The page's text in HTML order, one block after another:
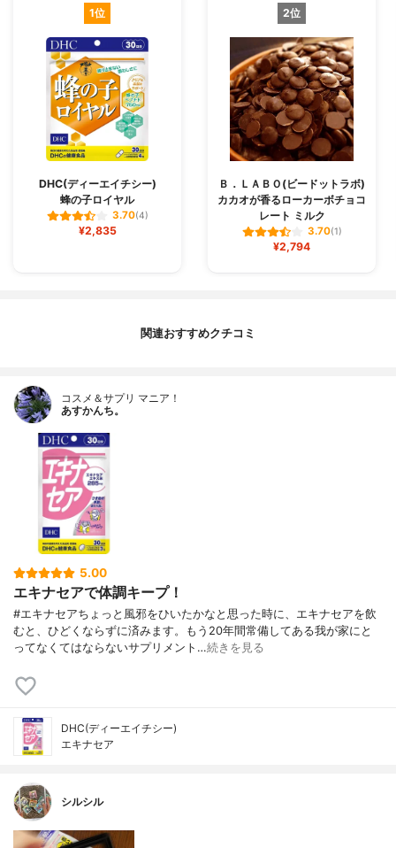
1位
DHC(ディーエイチシー)
蜂の子ロイヤル
3.70(4)
¥2,835
2位
Ｂ．ＬＡＢＯ(ビードットラボ)
カカオが香るローカーボチョコ
レート ミルク
3.70(1)
¥2,794
関連おすすめクチコミ
コスメ＆サプリ マニア！
あすかんち。
5.00
エキナセアで体調キープ！
#エキナセアちょっと風邪をひいたかなと思った時に、エキナセアを飲
むと、ひどくならずに済みます。もう20年間常備してある我が家にと
ってなくてはならないサプリメント…続きを見る
DHC(ディーエイチシー)
エキナセア
シルシル